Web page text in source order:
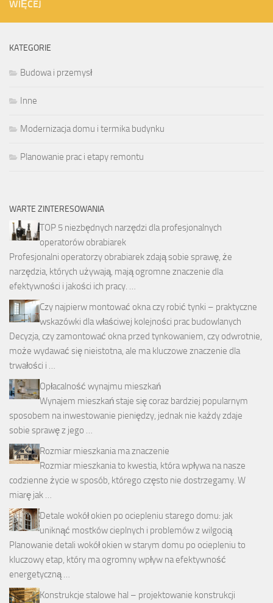
WIĘCEJ
KATEGORIE
Budowa i przemysł
Inne
Modernizacja domu i termika budynku
Planowanie prac i etapy remontu
WARTE ZINTERESOWANIA
TOP 5 niezbędnych narzędzi dla profesjonalnych
operatorów obrabiarek
Profesjonalni operatorzy obrabiarek zdają sobie sprawę, że
narzędzia, których używają, mają ogromne znaczenie dla
efektywności i jakości ich pracy. …
Czy najpierw montować okna czy robić tynki – praktyczne
wskazówki dla właściwej kolejności prac budowlanych
Decyzja, czy zamontować okna przed tynkowaniem, czy odwrotnie,
może wydawać się nieistotna, ale ma kluczowe znaczenie dla
trwałości i …
Opłacalność wynajmu mieszkań
Wynajem mieszkań staje się coraz bardziej popularnym
sposobem na inwestowanie pieniędzy, jednak nie każdy zdaje
sobie sprawę z jego …
Rozmiar mieszkania ma znaczenie
Rozmiar mieszkania to kwestia, która wpływa na nasze
codzienne życie w sposób, którego często nie dostrzegamy. W
miarę jak …
Detale wokół okien po ociepleniu starego domu: jak
uniknąć mostków cieplnych i problemów z wilgocią
Planowanie detali wokół okien w starym domu po ociepleniu to
kluczowy etap, który ma ogromny wpływ na efektywność
energetyczną …
Konstrukcje stalowe hal – projektowanie konstrukcji